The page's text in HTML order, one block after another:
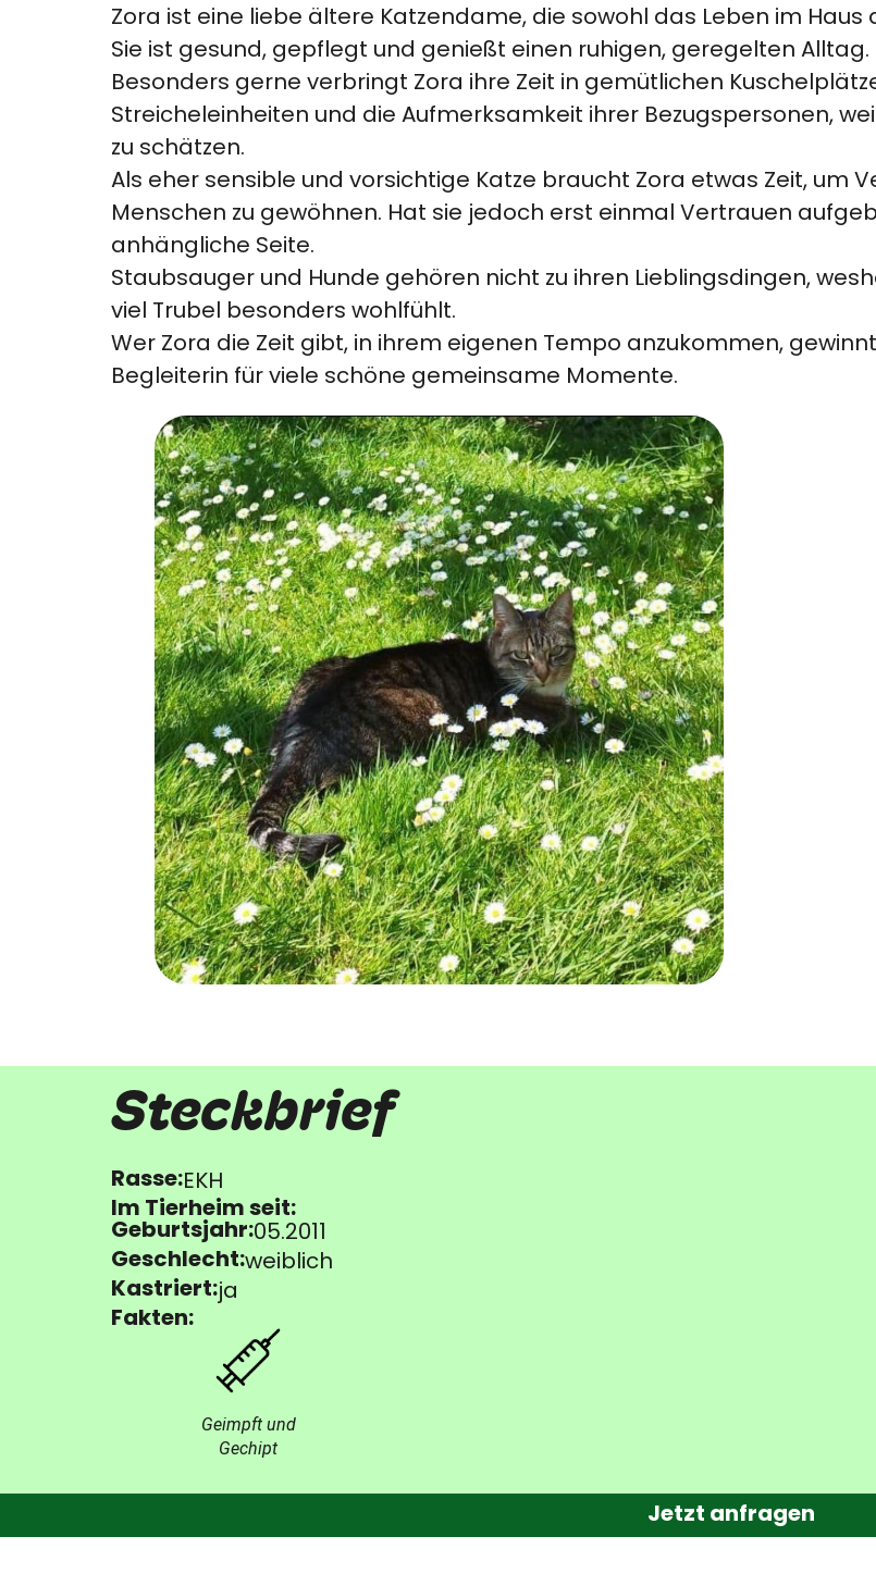
Zora ist eine liebe ältere Katzendame, die sowohl das Leben im
Sie ist gesund, gepflegt und genießt einen ruhigen, geregelten Alltag.
Besonders gerne verbringt Zora ihre Zeit in gemütlichen
Streicheleinheiten und die Aufmerksamkeit ihrer Bezugspersonen,
zu schätzen.
Als eher sensible und vorsichtige Katze braucht Zora etwas Zeit, um
Menschen zu gewöhnen. Hat sie jedoch erst einmal Vertrauen
anhängliche Seite.
Staubsauger und Hunde gehören nicht zu ihren Lieblingsdingen,
viel Trubel besonders wohlfühlt.
Wer Zora die Zeit gibt, in ihrem eigenen Tempo anzukommen,
Begleiterin für viele schöne gemeinsame Momente.
Steckbrief
Rasse:EKH
Im Tierheim seit:
Geburtsjahr:05.2011
Geschlecht:weiblich
Kastriert:ja
Fakten:
Geimpft und
Gechipt
Jetzt anfragen